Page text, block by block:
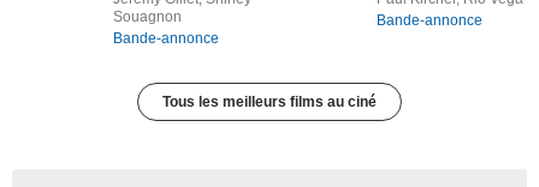
Souagnon
Bande-annonce
Bande-annonce
Tous les meilleurs films au ciné